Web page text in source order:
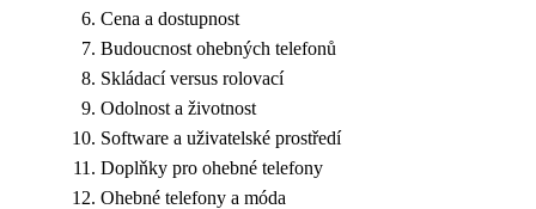
Cena a dostupnost
Budoucnost ohebných telefonů
Skládací versus rolovací
Odolnost a životnost
Software a uživatelské prostředí
Doplňky pro ohebné telefony
Ohebné telefony a móda